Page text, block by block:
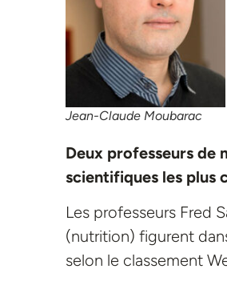
Jean-Claude Moubarac
Deux professeurs de
scientifiques les plus
Les professeurs Fred
(nutrition) figurent
selon le classement